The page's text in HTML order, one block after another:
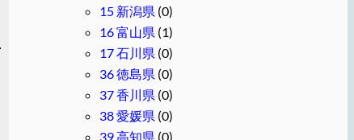
15 新潟県 (0)
16 富山県 (1)
17 石川県 (0)
36 徳島県 (0)
37 香川県 (0)
38 愛媛県 (0)
39 高知県 (0)